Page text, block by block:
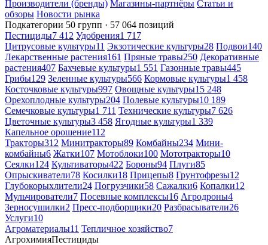
Производители (бренды) Магазины-партнёры Статьи и
обзоры Новости рынка
Подкатегории 50 групп · 57 064 позиций
Пестициды7 412 Удобрения1 717
Цитрусовые культуры11 Экзотические культуры28 Подвои140
Лекарственные растения161 Пряные травы250 Декоративные
растения407 Бахчевые культуры1 551 Газонные травы445
Грибы129 Зеленные культуры566 Кормовые культуры1 458
Косточковые культуры997 Овощные культуры15 248
Орехоплодные культуры204 Полевые культуры10 189
Семечковые культуры1 711 Технические культуры7 626
Цветочные культуры3 458 Ягодные культуры1 339
Капельное орошение112
Тракторы312 Минитракторы89 Комбайны234 Мини-
комбайны6 Жатки107 Мотоблоки100 Мототракторы10
Сеялки124 Культиваторы422 Бороны94 Плуги85
Опрыскиватели78 Косилки18 Прицепы8 Грунтофрезы12
Глубокорыхлители24 Погрузчики58 Сажалки6 Копалки12
Мульчирователи7 Посевные комплексы16 Агродроны4
Зерносушилки2 Пресс-подборщики20 Разбрасыватели26
Услуги10
Агроматериалы11 Тепличное хозяйство7
АгрохимияПестициды